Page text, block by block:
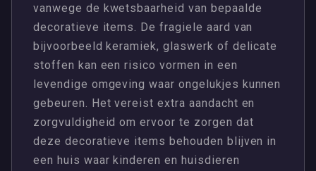
vanwege de kwetsbaarheid van bepaalde
decoratieve items. De fragiele aard van
bijvoorbeeld keramiek, glaswerk of delicate
stoffen kan een risico vormen in een
levendige omgeving waar ongelukjes kunnen
gebeuren. Het vereist extra aandacht en
zorgvuldigheid om ervoor te zorgen dat
deze decoratieve items behouden blijven in
een huis waar kinderen en huisdieren